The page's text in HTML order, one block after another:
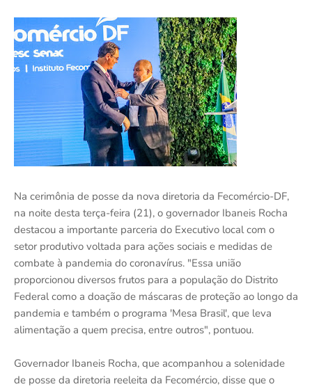
Na cerimônia de posse da nova diretoria da Fecomércio-DF,
na noite desta terça-feira (21), o governador Ibaneis Rocha
destacou a importante parceria do Executivo local com o
setor produtivo voltada para ações sociais e medidas de
combate à pandemia do coronavírus. "Essa união
proporcionou diversos frutos para a população do Distrito
Federal como a doação de máscaras de proteção ao longo da
pandemia e também o programa 'Mesa Brasil', que leva
alimentação a quem precisa, entre outros", pontuou.
Governador Ibaneis Rocha, que acompanhou a solenidade
de posse da diretoria reeleita da Fecomércio, disse que o